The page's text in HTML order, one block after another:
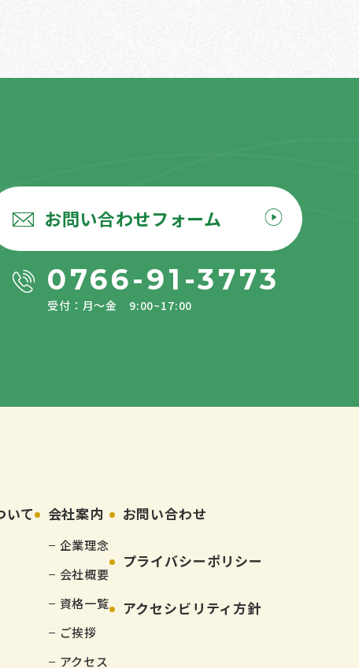
お問い合わせフォーム
0766-91-3773
受付：月〜金 9:00~17:00
いて 会社案内
企業理念
会社概要
資格一覧
ご挨拶
アクセス
お問い合わせ
プライバシーポリシー
アクセシビリティ方針